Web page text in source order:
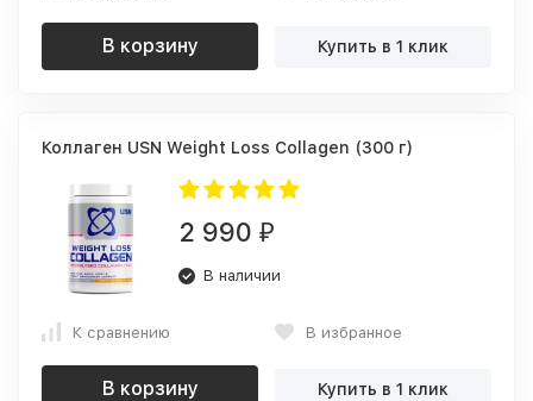
В корзину Купить в 1 клик
Коллаген USN Weight Loss Collagen (300 г)
2 990 ₽
В наличии
К сравнению В избранное
В корзину Купить в 1 клик